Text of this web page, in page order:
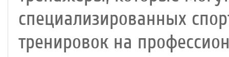
специализированных
тренировок на